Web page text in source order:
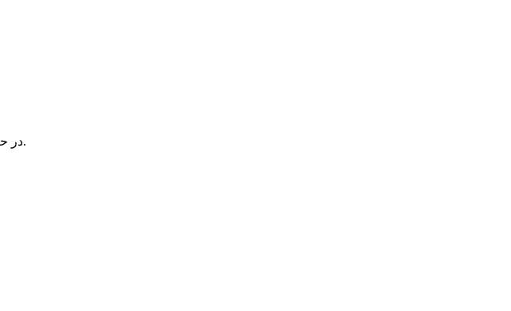
در حال حاضر سبد خرید شما خالی می‌باشد.